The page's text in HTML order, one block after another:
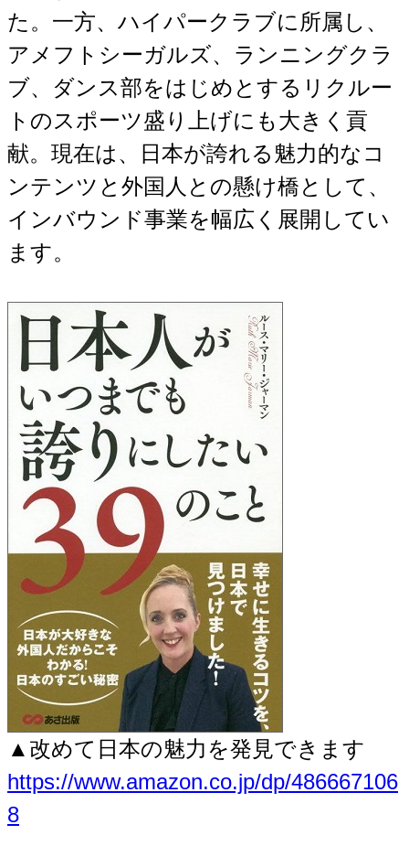
た。一方、ハイパークラブに所属し、
アメフトシーガルズ、ランニングクラ
ブ、ダンス部をはじめとするリクルー
トのスポーツ盛り上げにも大きく貢
献。現在は、日本が誇れる魅力的なコ
ンテンツと外国人との懸け橋として、
インバウンド事業を幅広く展開してい
ます。
▲改めて日本の魅力を発見できます
https://www.amazon.co.jp/dp/486667106
8